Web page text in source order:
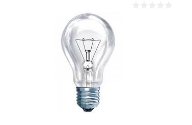
В корзину
В наличии (8)